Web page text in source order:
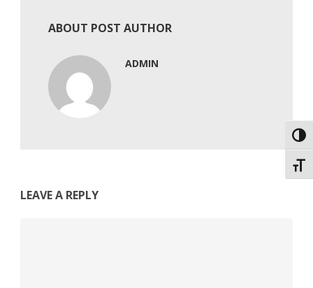
ABOUT POST AUTHOR
ADMIN
LEAVE A REPLY